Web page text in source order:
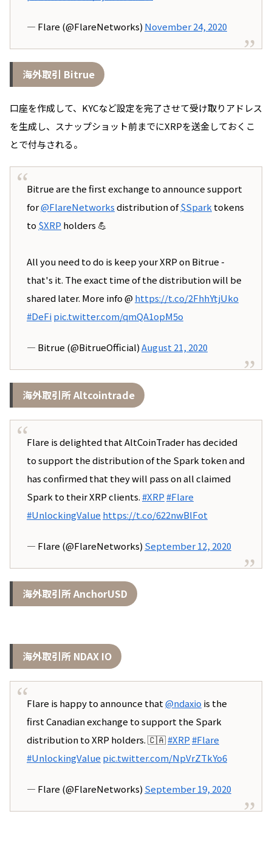
— Flare (@FlareNetworks) November 24, 2020
海外取引 Bitrue
口座を作成して、KYCなど設定を完了させて受け取りアドレス
を生成し、スナップショット前までにXRPを送金しておくこ
とで付与される。
Bitrue are the first exchange to announce support
for@FlareNetworksdistribution of$Sparktokens
to $XRP holders 💪
All you need to do is keep your XRP on Bitrue -
that's it. The exact time of the distribution will be
shared later. More info @ https://t.co/2FhhYtjUko
#DeFipic.twitter.com/qmQA1opM5o
— Bitrue (@BitrueOfficial)August 21, 2020
海外取引所 Altcointrade
Flare is delighted that AltCoinTrader has decided
to support the distribution of the Spark token and
has confirmed that they will pass on all claimed
Spark to their XRP clients.#XRP#Flare
#UnlockingValue https://t.co/622nwBlFot
— Flare (@FlareNetworks) September 12, 2020
海外取引所 AnchorUSD
海外取引所 NDAX IO
Flare is happy to announce that@ndaxio is the
first Canadian exchange to support the Spark
distribution to XRP holders. 🇨🇦#XRP#Flare
#UnlockingValue pic.twitter.com/NpVrZTkYo6
— Flare (@FlareNetworks) September 19, 2020